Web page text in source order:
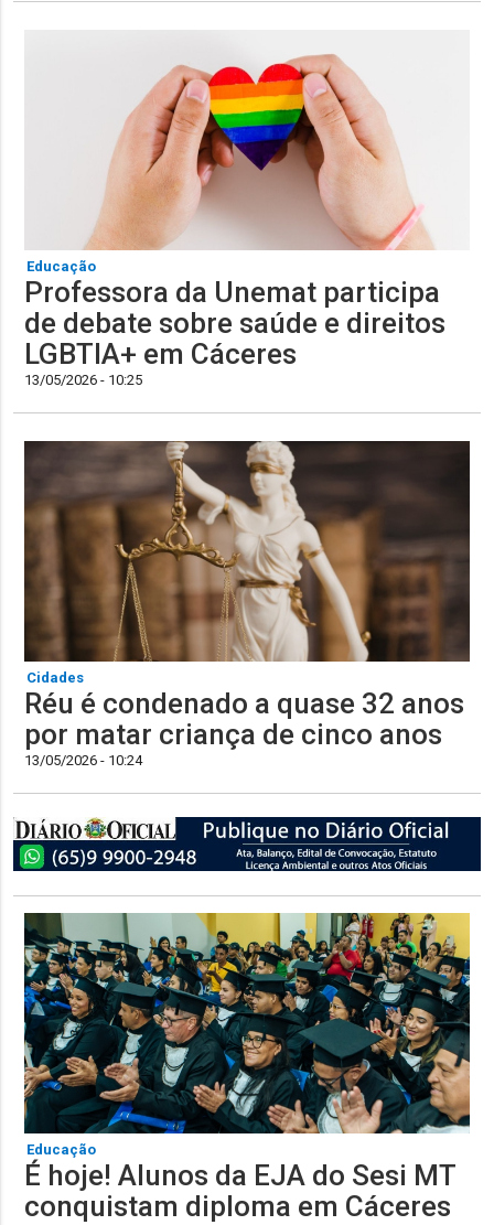
Educação
Professora da Unemat participa
de debate sobre saúde e direitos
LGBTIA+ em Cáceres
13/05/2026 - 10:25
Cidades
Réu é condenado a quase 32 anos
por matar criança de cinco anos
13/05/2026 - 10:24
Educação
É hoje! Alunos da EJA do Sesi MT
conquistam diploma em Cáceres